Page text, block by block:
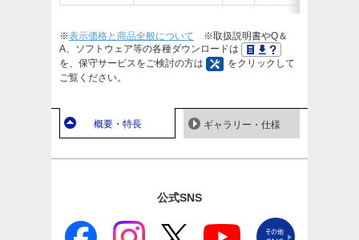
※表示価格と商品全般について ※取扱説明書やQ＆
A、ソフトウェア等の各種ダウンロードは
を、保守サービスをご検討の方は
をクリックして
ご覧ください。
概要・特長 ギャラリー・仕様
公式SNS